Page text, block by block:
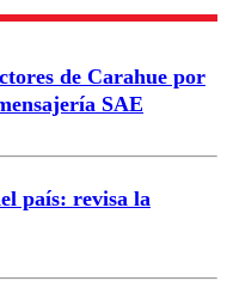
de Carahue por
SAE
país: revisa la